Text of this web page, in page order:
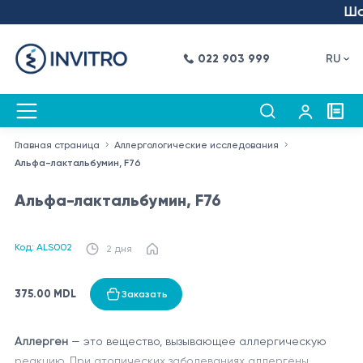
022 903 999 RU
Главная страница
Аллергологические исследования
Альфа-лактальбумин, F76
Альфа-лактальбумин, F76
Код: ALS002 2 дня
375.00 MDL Заказать
Аллерген— это вещество, вызывающее аллергическую